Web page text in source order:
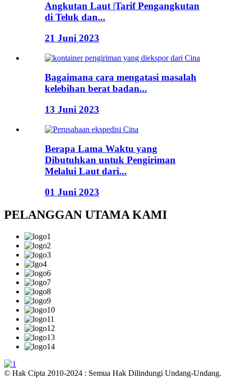
Angkutan Laut |Tarif Pengangkutan
di Teluk dan...
21 Juni 2023
Bagaimana cara mengatasi masalah
kelebihan berat badan...
13 Juni 2023
Berapa Lama Waktu yang
Dibutuhkan untuk Pengiriman
Melalui Laut dari...
01 Juni 2023
PELANGGAN UTAMA KAMI
© Hak Cipta 2010-2024 : Semua Hak Dilindungi Undang-Undang.